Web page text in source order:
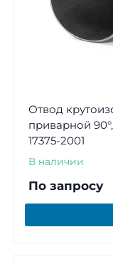
Отвод
приварной
17375-2001
В наличии
По запросу